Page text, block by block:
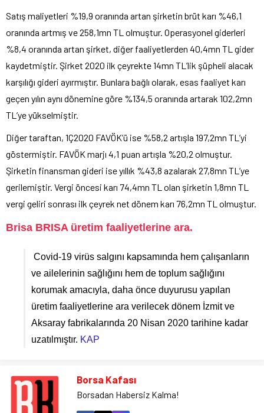
Satış maliyetleri %19,9 oranında artan şirketin brüt karı %46,1
oranında artmış ve 258,1mn TL olmuştur. Operasyonel giderleri
%8,4 oranında artan şirket, diğer faaliyetlerden 40,4mn TL gider
kaydetmiştir. Şirket 2020 ilk çeyrekte 14mn TL’lik şüpheli alacak
karşılığı gideri ayırmıştır. Bunlara bağlı olarak, esas faaliyet karı
geçen yılın aynı dönemine göre %134,5 oranında artarak 102,2mn
TL’ye yükselmiştir.
Diğer taraftan, 1Ç2020 FAVÖK’ü ise %58,2 artışla 197,2mn TL’yi
göstermiştir. FAVÖK marjı 4,1 puan artışla %20,2 olmuştur.
Şirketin finansman gideri ise yıllık %43,8 azalarak 27,8mn TL’ye
gerilemiştir. Vergi öncesi karı 74,4mn TL olan şirketin 1,8mn TL
vergi geliri sonrası ilk çeyrek net dönem karı 76,2mn TL olmuştur.
Brisa BRISA üretim faaliyetlerine ara.
Covid-19 virüs salgını kapsamında hem çalışanların
ve ailelerinin sağlığını hem de toplum sağlığını
korumak amacıyla, daha önce duyurusu yapılan
üretim faaliyetlerine ara verilecek dönem İzmit ve
Aksaray fabrikalarında 20 Nisan 2020 tarihine kadar
uzatılmıştır. KAP
Borsa Kafası
Borsadan Habersiz Kalma!